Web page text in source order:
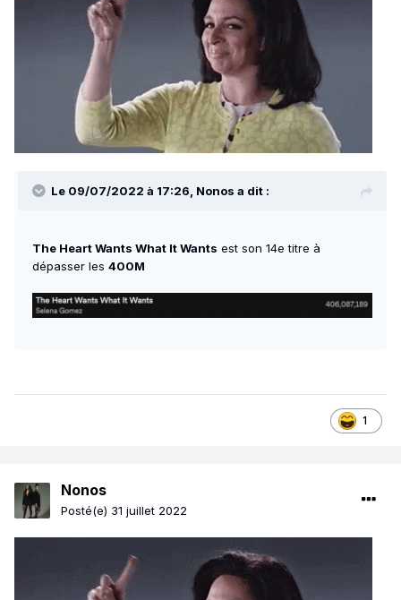
Le 09/07/2022 à 17:26, Nonos a dit :
The Heart Wants What It Wants est son 14e titre à
dépasser les 400M
1
Nonos
Posté(e) 31 juillet 2022